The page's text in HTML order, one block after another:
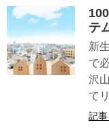
テ
新
で
沢
て
記